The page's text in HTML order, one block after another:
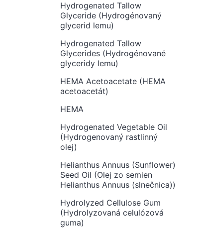
Hydrogenated Tallow
Glyceride (Hydrogénovaný
glycerid lemu)
Hydrogenated Tallow
Glycerides (Hydrogénované
glyceridy lemu)
HEMA Acetoacetate (HEMA
acetoacetát)
HEMA
Hydrogenated Vegetable Oil
(Hydrogenovaný rastlinný
olej)
Helianthus Annuus (Sunflower)
Seed Oil (Olej zo semien
Helianthus Annuus (slnečnica))
Hydrolyzed Cellulose Gum
(Hydrolyzovaná celulózová
guma)